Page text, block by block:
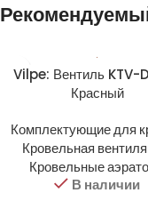
Vilpe: Вентиль KTV-
Красный
Комплектующие для
Кровельная
Кровельные
В наличии